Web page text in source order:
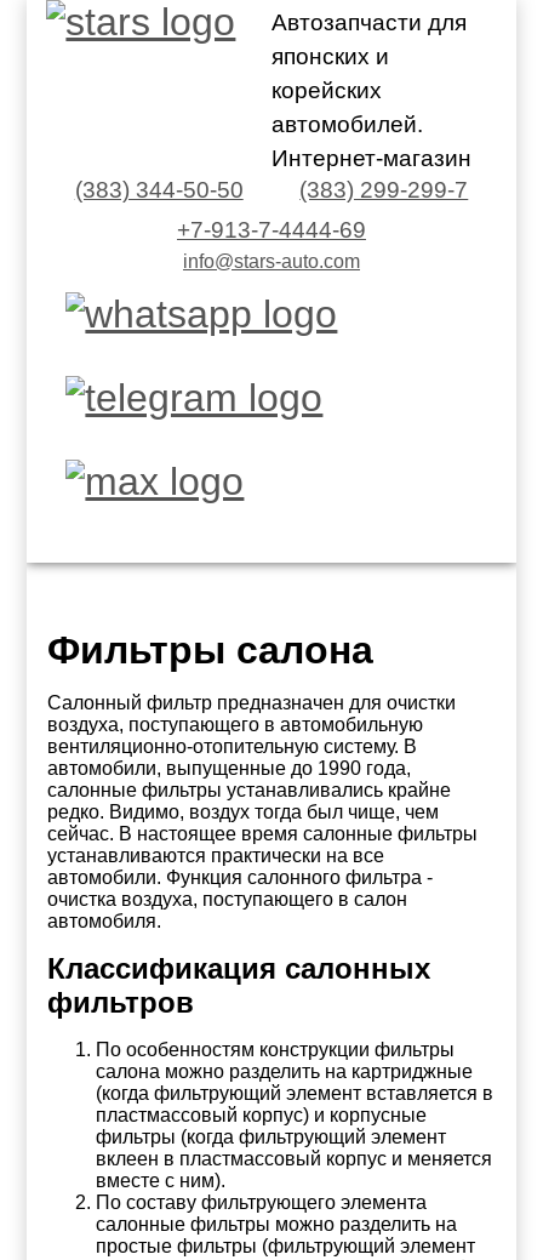
Автозапчасти для
японских и
корейских
автомобилей.
Интернет-магазин
(383) 344-50-50
(383) 299-299-7
+7-913-7-4444-69
info@stars-auto.com
Фильтры салона
Салонный фильтр предназначен для очистки
воздуха, поступающего в автомобильную
вентиляционно-отопительную систему. В
автомобили, выпущенные до 1990 года,
салонные фильтры устанавливались крайне
редко. Видимо, воздух тогда был чище, чем
сейчас. В настоящее время салонные фильтры
устанавливаются практически на все
автомобили. Функция салонного фильтра -
очистка воздуха, поступающего в салон
автомобиля.
Классификация салонных
фильтров
По особенностям конструкции фильтры
салона можно разделить на картриджные
(когда фильтрующий элемент вставляется в
пластмассовый корпус) и корпусные
фильтры (когда фильтрующий элемент
вклеен в пластмассовый корпус и меняется
вместе с ним).
По составу фильтрующего элемента
салонные фильтры можно разделить на
простые фильтры (фильтрующий элемент